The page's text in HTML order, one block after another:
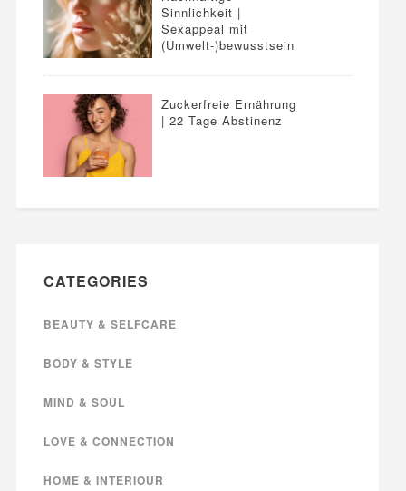
Sinnlichkeit |
Sexappeal mit
(Umwelt-)bewusstsein
Zuckerfreie Ernährung
| 22 Tage Abstinenz
CATEGORIES
BEAUTY & SELFCARE
BODY & STYLE
MIND & SOUL
LOVE & CONNECTION
HOME & INTERIOUR